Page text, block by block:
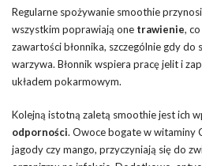
Regularne spożywanie smoothie
wszystkim poprawiają one trawienie,
zawartości błonnika, szczególnie gdy
warzywa. Błonnik wspiera pracę jelit i
układem pokarmowym.
Kolejną istotną zaletą smoothie jest ich
odporności. Owoce bogate w witaminy
jagody czy mango, przyczyniają się do